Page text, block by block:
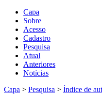
Capa
Sobre
Acesso
Cadastro
Pesquisa
Atual
Anteriores
Notícias
Capa > Pesquisa > Índice de